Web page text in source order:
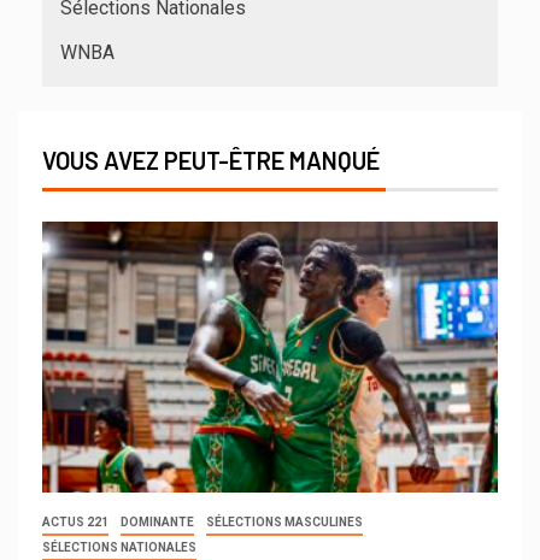
Sélections Nationales
WNBA
VOUS AVEZ PEUT-ÊTRE MANQUÉ
ACTUS 221 DOMINANTE
SÉLECTIONS MASCULINES
SÉLECTIONS NATIONALES